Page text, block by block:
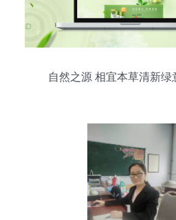
自然之源 相宜本草清新